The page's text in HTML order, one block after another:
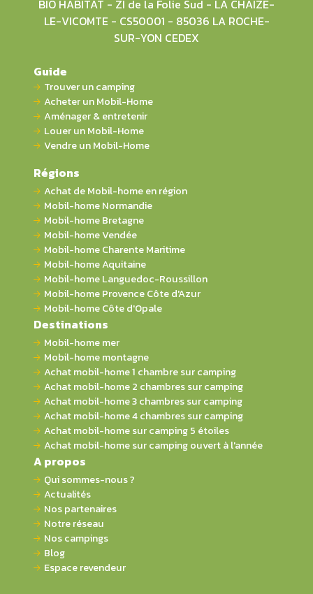
BIO HABITAT - ZI de la Folie Sud - LA CHAIZE-
LE-VICOMTE - CS50001 - 85036 LA ROCHE-
SUR-YON CEDEX
Guide
Trouver un camping
Acheter un Mobil-Home
Aménager & entretenir
Louer un Mobil-Home
Vendre un Mobil-Home
Régions
Achat de Mobil-home en région
Mobil-home Normandie
Mobil-home Bretagne
Mobil-home Vendée
Mobil-home Charente Maritime
Mobil-home Aquitaine
Mobil-home Languedoc-Roussillon
Mobil-home Provence Côte d'Azur
Mobil-home Côte d'Opale
Destinations
Mobil-home mer
Mobil-home montagne
Achat mobil-home 1 chambre sur camping
Achat mobil-home 2 chambres sur camping
Achat mobil-home 3 chambres sur camping
Achat mobil-home 4 chambres sur camping
Achat mobil-home sur camping 5 étoiles
Achat mobil-home sur camping ouvert à l'année
A propos
Qui sommes-nous ?
Actualités
Nos partenaires
Notre réseau
Nos campings
Blog
Espace revendeur